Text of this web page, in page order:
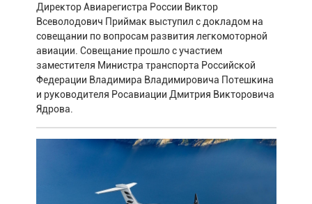
Директор Авиарегистра России Виктор
Всеволодович Приймак выступил с докладом на
совещании по вопросам развития легкомоторной
авиации. Совещание прошло с участием
заместителя Министра транспорта Российской
Федерации Владимира Владимировича Потешкина
и руководителя Росавиации Дмитрия Викторовича
Ядрова.